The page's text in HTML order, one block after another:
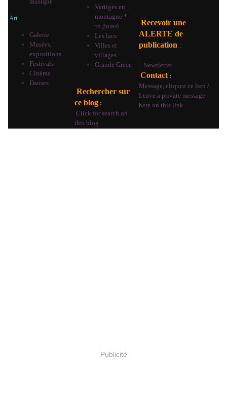
Art
Galerie
Musées,
expositions
Festivals
Cinéma
Danses
Vertiges en
montagne *
το βουνό
Les lacs
Villes et
villages
Grande Grèce
Rechercher sur
ce blog :
Click for search on
this blog
Recevoir une
ALERTE de
publication :
Newsletter
Contact :
Message, cliquez ce lien /
Leave a private message
here on this link
Publicité